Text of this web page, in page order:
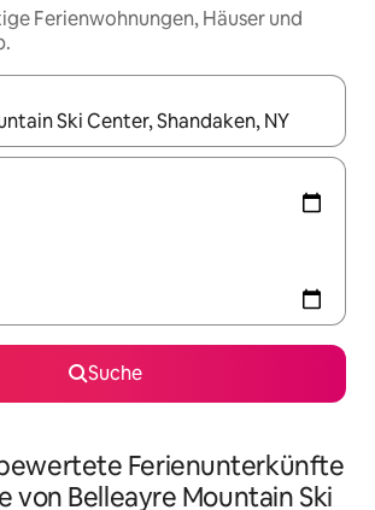
Ferienwohnungen, Häuser und
verfügbar sind, navigiere mit den
Suche
Ferienunterkünfte
von Belleayre Mountain Ski